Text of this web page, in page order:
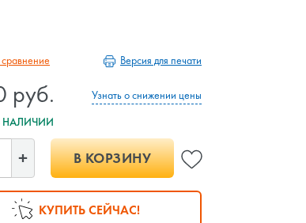
Версия для печати
руб.
Узнать о снижении цены
НАЛИЧИИ
В КОРЗИНУ
КУПИТЬ СЕЙЧАС!